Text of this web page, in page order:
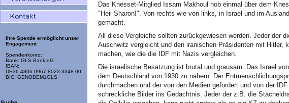
Ihre Spende ermöglicht unser
Engagement
Spendenkonto:
Bank: GLS Bank eG
IBAN:
DE36 4306 0967 8023 3348 00
BIC: GENODEM1GLS
Das Knesset-Mitglied Issam Makhoul hob einmal über dem
"Heil Sharon!". Von rechts wie von links, in Israel und im
gemacht.
All diese Vergleiche sollten zurückgewiesen werden. Jeder der
Auschwitz vergleicht und den iranischen Präsidenten mit Hitler,
machen, wie die die IDF mit Nazis vergleichen.
Die israelische Besatzung ist brutal und grausam. Das Israel
dem Deutschland von 1930 zu nähern. Der
durchmachen und der von den Medien gefördert und von der
schreckliche Bilder ins Gedächtnis. Jeder der z.B. die